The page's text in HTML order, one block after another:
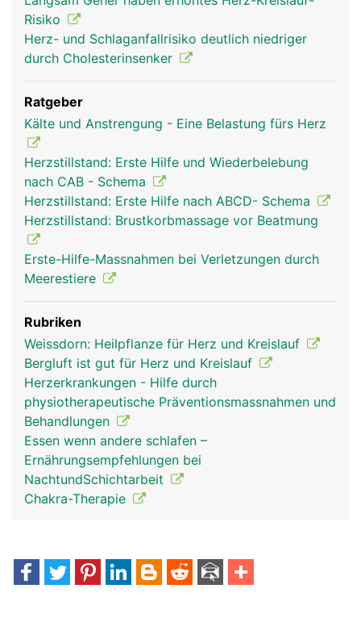
herz frau herz mann
Risiko
Herz- und Schlaganfallrisiko deutlich niedriger
durch Cholesterinsenker
Ratgeber
Kälte und Anstrengung - Eine Belastung fürs Herz
Herzstillstand: Erste Hilfe und Wiederbelebung
nach CAB - Schema
Herzstillstand: Erste Hilfe nach ABCD- Schema
Herzstillstand: Brustkorbmassage vor Beatmung
Erste-Hilfe-Massnahmen bei Verletzungen durch
Meerestiere
Rubriken
Weissdorn: Heilpflanze für Herz und Kreislauf
Bergluft ist gut für Herz und Kreislauf
Herzerkrankungen - Hilfe durch
physiotherapeutische Präventionsmassnahmen und
Behandlungen
Essen wenn andere schlafen –
Ernährungsempfehlungen bei
NachtundSchichtarbeit
Chakra-Therapie